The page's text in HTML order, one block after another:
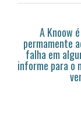
A Knoow
permamente
falha em
informe para o